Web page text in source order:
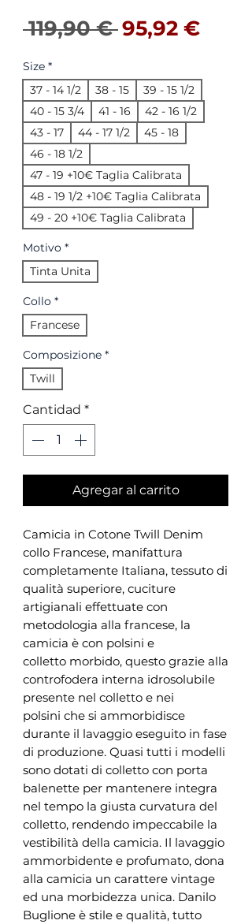
119,90 € Precio
95,92 €
Size *
37 - 14 1/2
38 - 15
39 - 15 1/2
40 - 15 3/4
41 - 16
42 - 16 1/2
43 - 17
44 - 17 1/2
45 - 18
46 - 18 1/2
47 - 19 +10€ Taglia Calibrata
48 - 19 1/2 +10€ Taglia Calibrata
49 - 20 +10€ Taglia Calibrata
Motivo *
Tinta Unita
Collo *
Francese
Composizione *
Twill
Cantidad *
Agregar al carrito
Camicia in Cotone Twill Denim
collo Francese, manifattura
completamente Italiana, tessuto di
qualità superiore, cuciture
artigianali effettuate con
metodologia alla francese, la
camicia è con polsini e
colletto morbido, questo grazie alla
controfodera interna idrosolubile
presente nel colletto e nei
polsini che si ammorbidisce
durante il lavaggio eseguito in fase
di produzione. Quasi tutti i modelli
sono dotati di colletto con porta
balenette per mantenere integra
nel tempo la giusta curvatura del
colletto, rendendo impeccabile la
vestibilità della camicia. Il lavaggio
ammorbidente e profumato, dona
alla camicia un carattere vintage
ed una morbidezza unica. Danilo
Buglione è stile e qualità, tutto